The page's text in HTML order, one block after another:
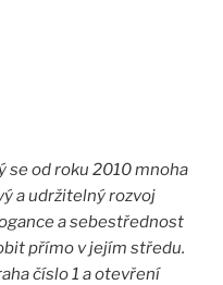
od roku 2010 mnoha
a udržitelný rozvoj
a sebestřednost
přímo v jejím středu.
číslo 1 a otevření